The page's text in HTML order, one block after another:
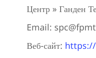
Центр » Ганден
Email:
Веб-сайт: